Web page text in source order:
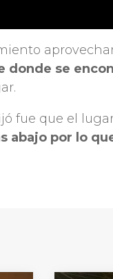
donde se
fue que el
abajo por lo